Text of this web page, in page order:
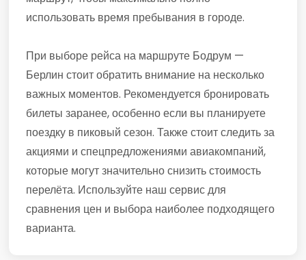
использовать время пребывания в городе.
При выборе рейса на маршруте Бодрум —
Берлин стоит обратить внимание на несколько
важных моментов. Рекомендуется бронировать
билеты заранее, особенно если вы планируете
поездку в пиковый сезон. Также стоит следить за
акциями и спецпредложениями авиакомпаний,
которые могут значительно снизить стоимость
перелёта. Используйте наш сервис для
сравнения цен и выбора наиболее подходящего
варианта.